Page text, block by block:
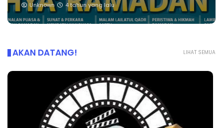
Unknown 4 tahun yang lalu
LIHAT SEMUA
AKAN DATANG!